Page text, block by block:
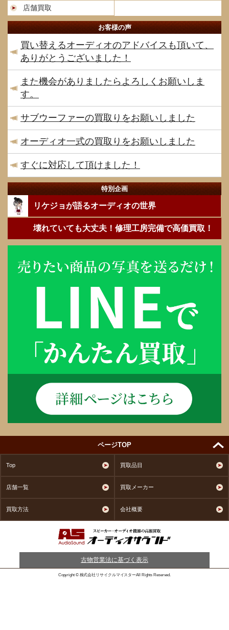
店舗買取
お客様の声
買い替えるオーディオのアドバイスも頂いて、
ありがとうございました！
また機会がありましたらよろしくお願いしま
す。
サブウーファーの買取りをお願いしました
オーディオ一式の買取りをお願いしました
すぐに対応して頂けました！
特別企画
リケジョが語るオーディオの世界
壊れていても大丈夫！修理工房完備で高価買取！
ページTOP
Top 買取品目
店舗一覧 買取メーカー
買取方法 会社概要
古物営業法に基づく表示
Copyright © 株式会社リサイクルマイスターAll Rights Reserved.